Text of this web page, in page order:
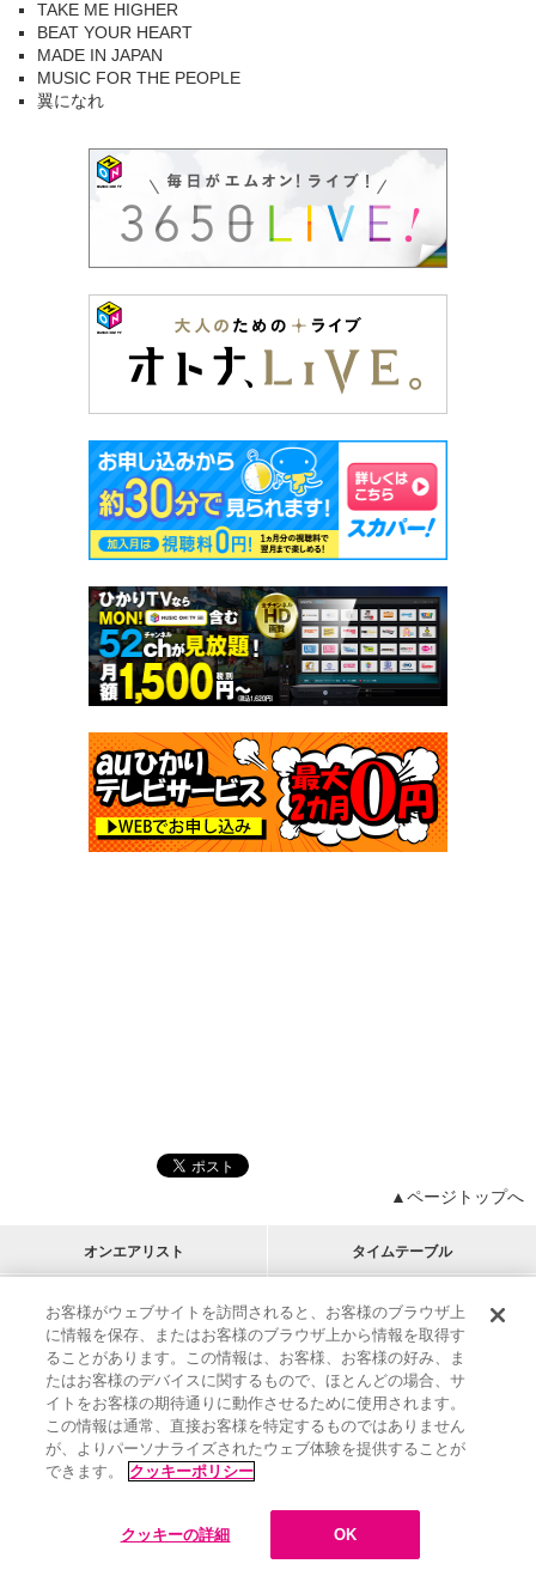
TAKE ME HIGHER
BEAT YOUR HEART
MADE IN JAPAN
MUSIC FOR THE PEOPLE
翼になれ
▲ページトップへ
オンエアリスト タイムテーブル
プログラムリスト チャート
アーティストリスト
M-ON!
RECOMMEND
リクエスト
インフォメーション | プレゼント&ご招待
MUSIC ON! TV（エムオン!）とは？ | サポート
サイト案内
| エムオン!友の会 | クッキーの詳細
Sony Music Solutions Inc. All rights reserved.
お客様がウェブサイトを訪問されると、お客様のブラウザ上
に情報を保存、またはお客様のブラウザ上から情報を取得す
ることがあります。この情報は、お客様、お客様の好み、ま
たはお客様のデバイスに関するもので、ほとんどの場合、サ
イトをお客様の期待通りに動作させるために使用されます。
この情報は通常、直接お客様を特定するものではありません
が、よりパーソナライズされたウェブ体験を提供することが
できます。
クッキーポリシー
クッキーの詳細 OK